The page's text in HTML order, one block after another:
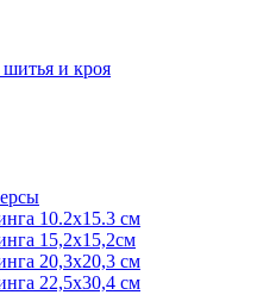
и кроя
10.2х15.3 см
15,2х15,2см
20,3х20,3 см
22,5х30,4 см